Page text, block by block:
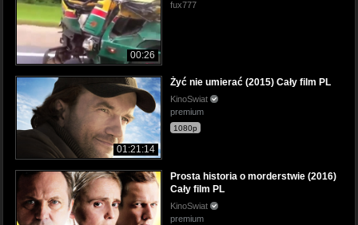
00:26
fux777
01:21:14
Żyć nie umierać (2015) Cały film PL
KinoSwiat
premium
1080p
Prosta historia o morderstwie (2016)
Cały film PL
KinoSwiat
premium